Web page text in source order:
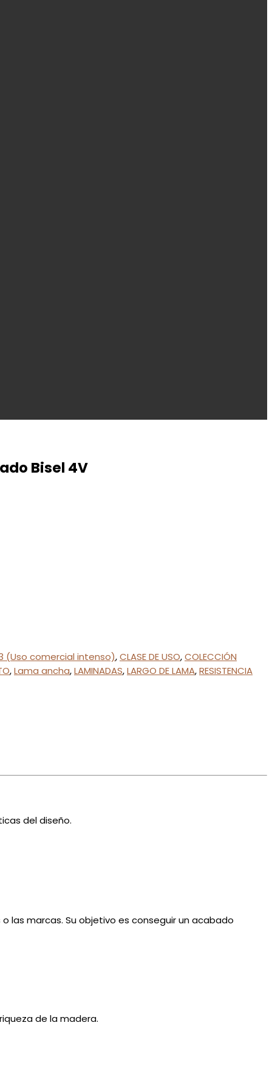
Bisel 4V
(Uso comercial intenso),CLASE DE USO,COLECCIÓN
,Lama ancha,LAMINADAS,LARGO DE LAMA,RESISTENCIA
del diseño.
las marcas. Su objetivo es conseguir un acabado
de la madera.